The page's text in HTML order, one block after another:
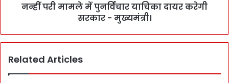
नन्हीं परी मामले में पुनर्विचार याचिका दायर करेगी
सरकार - मुख्यमंत्री।
Related Articles